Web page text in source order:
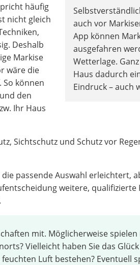
auch vor
App können
ausgefahren
Wetterlage.
Haus dadurch
Eindruck – auch
häufig
nicht gleich
Deshalb
Markise
wäre die
können
den
Ihr Haus
Sichtschutz und Schutz vor
passende Auswahl erleichtert,
weitere,
mit. Möglicherweise
Vielleicht haben Sie das
Luft bestehen? Eventuell